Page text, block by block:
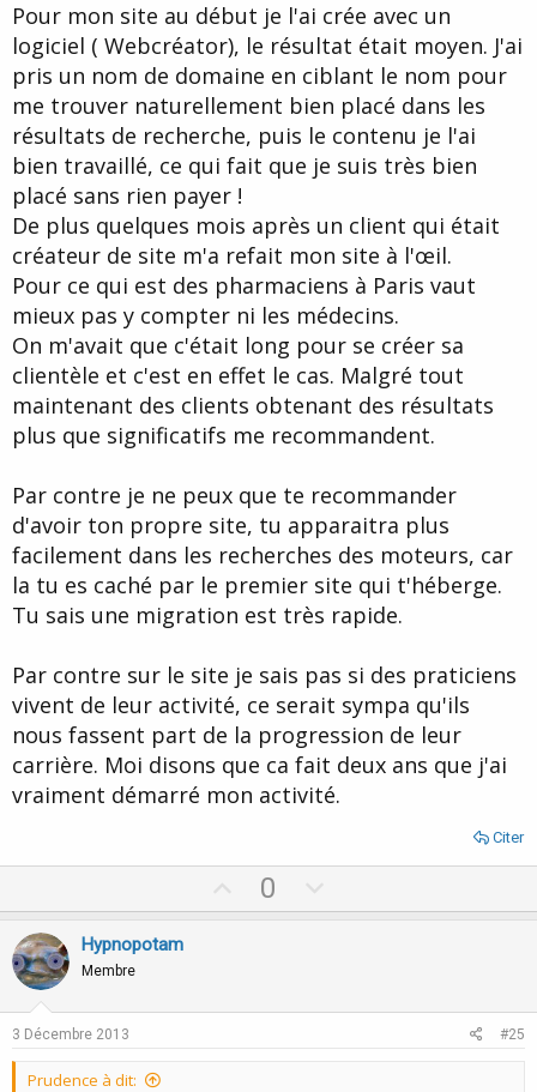
Pour mon site au début je l'ai crée avec un
logiciel ( Webcréator), le résultat était moyen. J'ai
pris un nom de domaine en ciblant le nom pour
me trouver naturellement bien placé dans les
résultats de recherche, puis le contenu je l'ai
bien travaillé, ce qui fait que je suis très bien
placé sans rien payer !
De plus quelques mois après un client qui était
créateur de site m'a refait mon site à l'œil.
Pour ce qui est des pharmaciens à Paris vaut
mieux pas y compter ni les médecins.
On m'avait que c'était long pour se créer sa
clientèle et c'est en effet le cas. Malgré tout
maintenant des clients obtenant des résultats
plus que significatifs me recommandent.
Par contre je ne peux que te recommander
d'avoir ton propre site, tu apparaitra plus
facilement dans les recherches des moteurs, car
la tu es caché par le premier site qui t'héberge.
Tu sais une migration est très rapide.
Par contre sur le site je sais pas si des praticiens
vivent de leur activité, ce serait sympa qu'ils
nous fassent part de la progression de leur
carrière. Moi disons que ca fait deux ans que j'ai
vraiment démarré mon activité.
Citer
p
0
o
Hypnopotam
Membre
3 Décembre 2013 #25
Prudence à dit: